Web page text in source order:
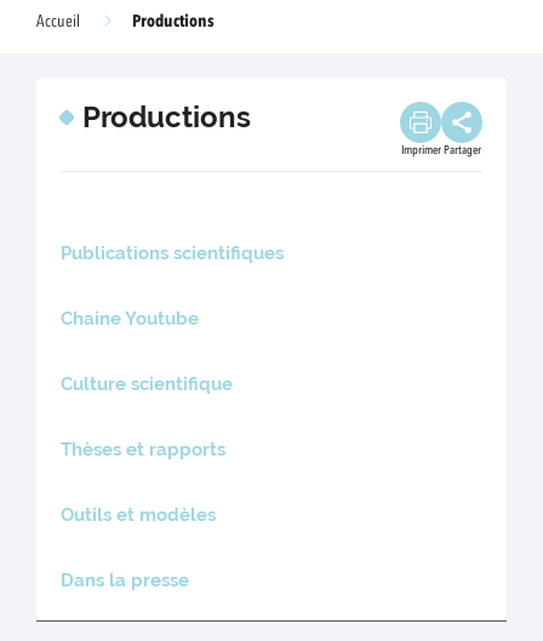
Accueil Productions
Productions
Imprimer Partager
Publications scientifiques
Chaine Youtube
Culture scientifique
Thèses et rapports
Outils et modèles
Dans la presse